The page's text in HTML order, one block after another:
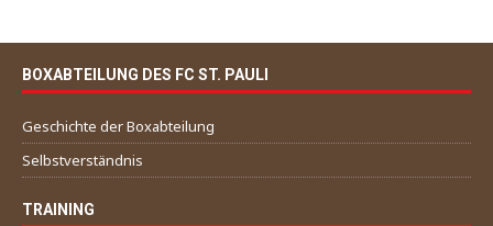
BOXABTEILUNG DES FC ST. PAULI
Geschichte der Boxabteilung
Selbstverständnis
TRAINING